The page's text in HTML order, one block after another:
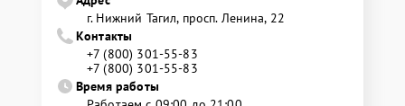
г. Нижний Тагил, просп. Ленина, 22
Контакты
+7 (800) 301-55-83
+7 (800) 301-55-83
Время работы